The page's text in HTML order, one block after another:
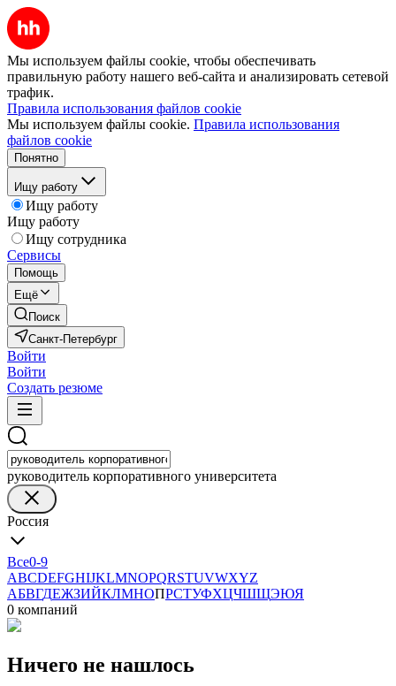
Мы используем файлы cookie, чтобы обеспечивать
правильную работу нашего веб-сайта и анализировать сетевой
трафик.
Правила использования файлов cookie
Мы используем файлы cookie. Правила использования
файлов cookie
Понятно
Ищу работу
Ищу работу
Ищу работу
Ищу сотрудника
Сервисы
Помощь
Ещё
Поиск
Санкт-Петербург
Войти
Войти
Создать резюме
руководитель корпоративного университета
Россия
Все0-9
ABCDEFGHIJKLMNOPQRSTUVWXYZ
АБВГДЕЖЗИЙКЛМНОПРСТУФХЦЧШЩЭЮЯ
0 компаний
Ничего не нашлось